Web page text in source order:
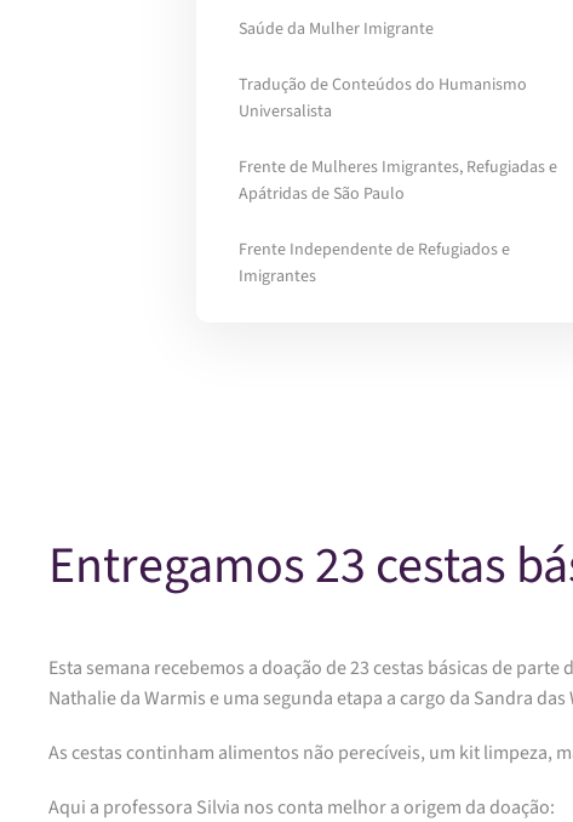
Saúde da Mulher Imigrante
Tradução de Conteúdos do Humanismo
Universalista
Frente de Mulheres Imigrantes, Refugiadas e
Apátridas de São Paulo
Frente Independente de Refugiados e
Imigrantes
Entregamos 23 cestas
Esta semana recebemos a doação de 23 cestas básicas de
Nathalie da Warmis e uma segunda etapa a cargo da Sandra das
As cestas continham alimentos não perecíveis, um kit limpeza,
Aqui a professora Silvia nos conta melhor a origem da doação: